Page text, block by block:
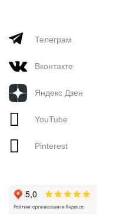
Телеграм
Вконтакте
Яндекс Дзен
YouTube
Pinterest